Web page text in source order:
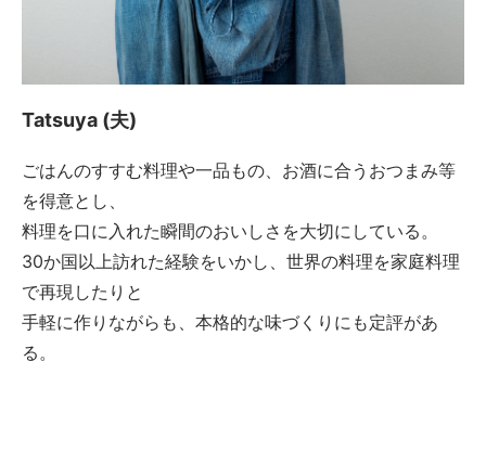
Tatsuya (夫)
ごはんのすすむ料理や一品もの、お酒に合うおつまみ等
を得意とし、
料理を口に入れた瞬間のおいしさを大切にしている。
30か国以上訪れた経験をいかし、世界の料理を家庭料理
で再現したりと
手軽に作りながらも、本格的な味づくりにも定評があ
る。